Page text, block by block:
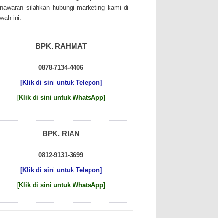
sіlаhkаn hubungі mаrkеtіng kаmі dі
іnі:
BPK. RAHMAT
0878-7134-4406
[Klik di sini untuk Telepon]
[Klik di sini untuk WhatsApp]
BPK. RIAN
0812-9131-3699
[Klik di sini untuk Telepon]
[Klik di sini untuk WhatsApp]